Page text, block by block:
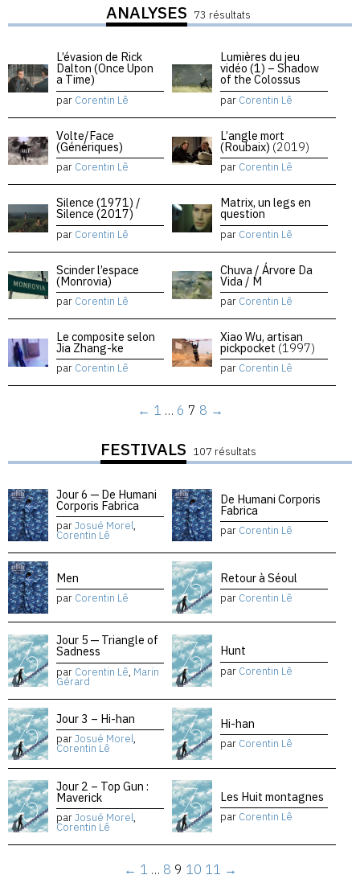
ANALYSES 73 résultats
L’évasion de Rick
Dalton (Once Upon
a Time)
par Corentin Lê
Lumières du jeu
vidéo (1) – Shadow
of the Colossus
par Corentin Lê
Volte/Face
(Génériques)
par Corentin Lê
L’angle mort
(Roubaix) (2019)
par Corentin Lê
Silence (1971) /
Silence (2017)
par Corentin Lê
Matrix, un legs en
question
par Corentin Lê
Scinder l’espace
(Monrovia)
par Corentin Lê
Chuva / Árvore Da
Vida / M
par Corentin Lê
Le composite selon
Jia Zhang-ke
par Corentin Lê
Xiao Wu, artisan
pickpocket (1997)
par Corentin Lê
← 1 … 6 7 8 →
FESTIVALS 107 résultats
Jour 6 — De Humani
Corporis Fabrica
parJosué Morel,
Corentin Lê
De Humani Corporis
Fabrica
par Corentin Lê
Men
par Corentin Lê
Retour à Séoul
par Corentin Lê
Jour 5 — Triangle of
Sadness
par Corentin Lê, Marin
Gérard
Hunt
par Corentin Lê
Jour 3 – Hi-han
parJosué Morel,
Corentin Lê
Hi-han
par Corentin Lê
Jour 2 – Top Gun :
Maverick
parJosué Morel,
Corentin Lê
Les Huit montagnes
par Corentin Lê
← 1 … 8 9 10 11 →